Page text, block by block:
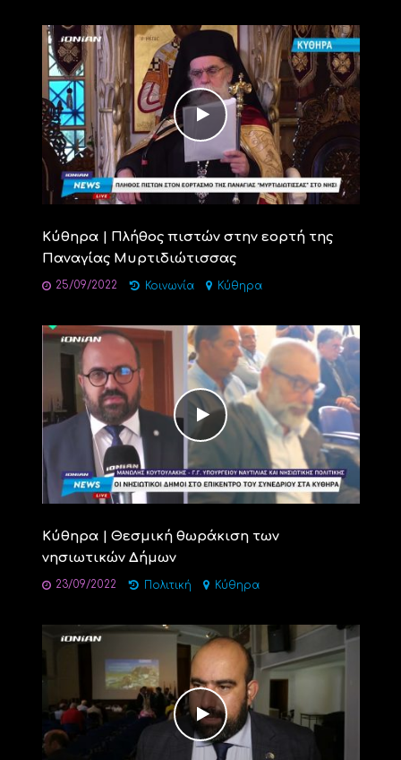
Κύθηρα | Πλήθος πιστών στην εορτή της
Παναγίας Μυρτιδιώτισσας
25/09/2022 Κοινωνία Κύθηρα
Κύθηρα | Θεσμική θωράκιση των
νησιωτικών Δήμων
23/09/2022 Πολιτική Κύθηρα